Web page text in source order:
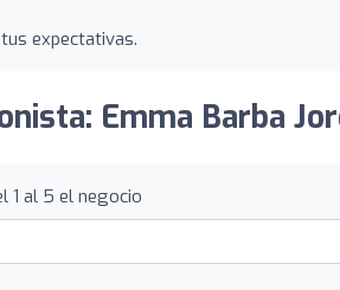
expectativas.
Emma Barba
1 al 5 el negocio